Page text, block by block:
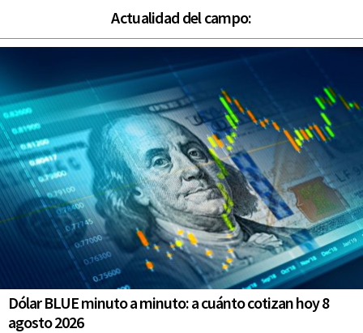
Actualidad del campo:
Dólar BLUE minuto a minuto: a cuánto cotizan hoy 8
agosto 2026